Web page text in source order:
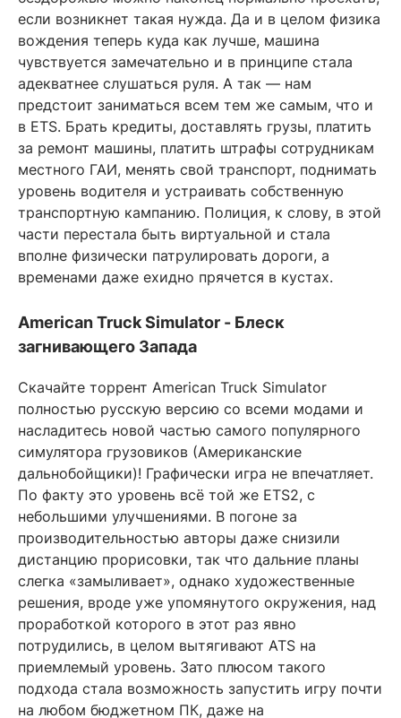
если возникнет такая нужда. Да и в целом физика
вождения теперь куда как лучше, машина
чувствуется замечательно и в принципе стала
адекватнее слушаться руля. А так — нам
предстоит заниматься всем тем же самым, что и
в ETS. Брать кредиты, доставлять грузы, платить
за ремонт машины, платить штрафы сотрудникам
местного ГАИ, менять свой транспорт, поднимать
уровень водителя и устраивать собственную
транспортную кампанию. Полиция, к слову, в этой
части перестала быть виртуальной и стала
вполне физически патрулировать дороги, а
временами даже ехидно прячется в кустах.
American Truck Simulator - Блеск
загнивающего Запада
Скачайте торрент American Truck Simulator
полностью русскую версию со всеми модами и
насладитесь новой частью самого популярного
симулятора грузовиков (Американские
дальнобойщики)! Графически игра не впечатляет.
По факту это уровень всё той же ETS2, с
небольшими улучшениями. В погоне за
производительностью авторы даже снизили
дистанцию прорисовки, так что дальние планы
слегка «замыливает», однако художественные
решения, вроде уже упомянутого окружения, над
проработкой которого в этот раз явно
потрудились, в целом вытягивают ATS на
приемлемый уровень. Зато плюсом такого
подхода стала возможность запустить игру почти
на любом бюджетном ПК, даже на